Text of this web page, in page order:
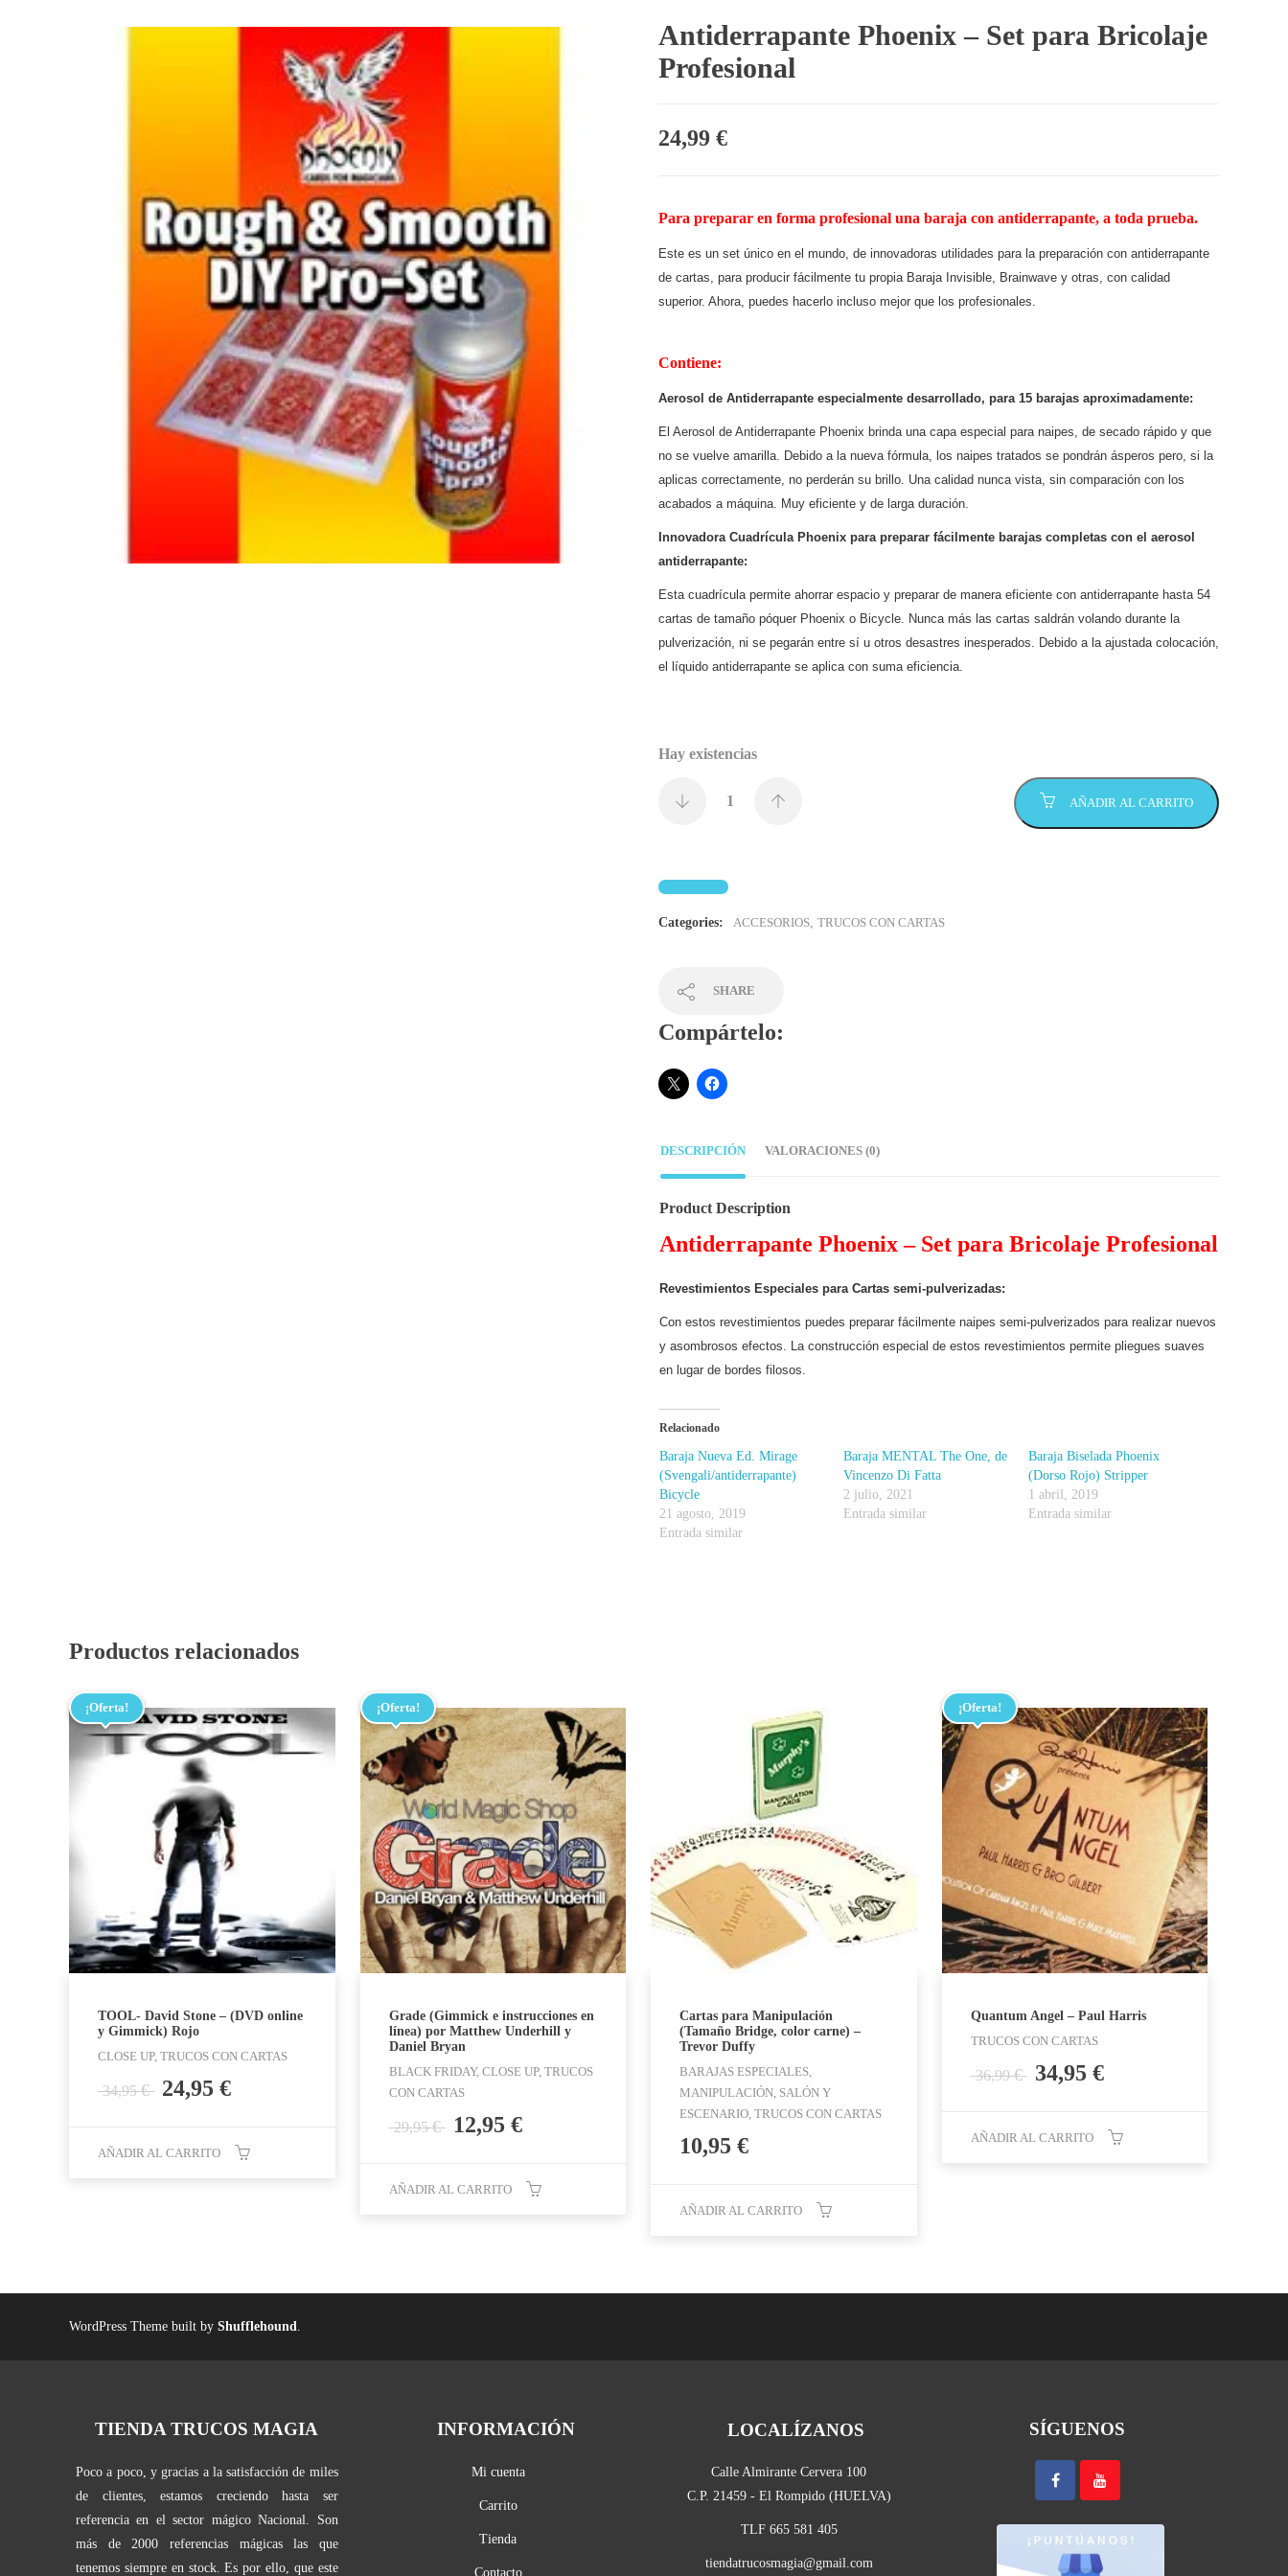
Antiderrapante Phoenix – Set para Bricolaje
Profesional
24,99 €
Para preparar en forma profesional una baraja con antiderrapante, a toda prueba.
Este es un set único en el mundo, de innovadoras utilidades para la preparación con antiderrapante
de cartas, para producir fácilmente tu propia Baraja Invisible, Brainwave y otras, con calidad
superior. Ahora, puedes hacerlo incluso mejor que los profesionales.
Contiene:
Aerosol de Antiderrapante especialmente desarrollado, para 15 barajas aproximadamente:
El Aerosol de Antiderrapante Phoenix brinda una capa especial para naipes, de secado rápido y que
no se vuelve amarilla. Debido a la nueva fórmula, los naipes tratados se pondrán ásperos pero, si la
aplicas correctamente, no perderán su brillo. Una calidad nunca vista, sin comparación con los
acabados a máquina. Muy eficiente y de larga duración.
Innovadora Cuadrícula Phoenix para preparar fácilmente barajas completas con el aerosol
antiderrapante:
Esta cuadrícula permite ahorrar espacio y preparar de manera eficiente con antiderrapante hasta 54
cartas de tamaño póquer Phoenix o Bicycle. Nunca más las cartas saldrán volando durante la
pulverización, ni se pegarán entre sí u otros desastres inesperados. Debido a la ajustada colocación,
el líquido antiderrapante se aplica con suma eficiencia.
Hay existencias
AÑADIR AL CARRITO
Categories: ACCESORIOS, TRUCOS CON CARTAS
SHARE
Compártelo:
DESCRIPCIÓN VALORACIONES (0)
Product Description
Antiderrapante Phoenix – Set para Bricolaje Profesional
Revestimientos Especiales para Cartas semi-pulverizadas:
Con estos revestimientos puedes preparar fácilmente naipes semi-pulverizados para realizar nuevos
y asombrosos efectos. La construcción especial de estos revestimientos permite pliegues suaves
en lugar de bordes filosos.
Relacionado
Baraja Nueva Ed. Mirage
(Svengali/antiderrapante)
Bicycle
21 agosto, 2019
Entrada similar
Baraja MENTAL The One, de
Vincenzo Di Fatta
2 julio, 2021
Entrada similar
Baraja Biselada Phoenix
(Dorso Rojo) Stripper
1 abril, 2019
Entrada similar
Productos relacionados
¡Oferta!
TOOL- David Stone – (DVD online
y Gimmick) Rojo
CLOSE UP, TRUCOS CON CARTAS
34,95€
El
era:
24,95 €El
es:
AÑADIR AL CARRITO
¡Oferta!
Grade (Gimmick e instrucciones en
línea) por Matthew Underhill y
Daniel Bryan
BLACK FRIDAY, CLOSE UP, TRUCOS
CON CARTAS
29,95€
El
era:
12,95 €El
es:
AÑADIR AL CARRITO
Cartas para Manipulación
(Tamaño Bridge, color carne) –
Trevor Duffy
BARAJAS ESPECIALES,
MANIPULACIÓN, SALÓN Y
ESCENARIO, TRUCOS CON CARTAS
10,95 €
AÑADIR AL CARRITO
¡Oferta!
Quantum Angel – Paul Harris
TRUCOS CON CARTAS
36,99€
El
era:
34,95 €El
es:
AÑADIR AL CARRITO
WordPress Theme built by Shufflehound.
TIENDA TRUCOS MAGIA
Poco a poco, y gracias a la satisfacción de miles
de clientes, estamos creciendo hasta ser
referencia en el sector mágico Nacional. Son
más de 2000 referencias mágicas las que
tenemos siempre en stock. Es por ello, que este
INFORMACIÓN
Mi cuenta
Carrito
Tienda
Contacto
LOCALÍZANOS
Calle Almirante Cervera 100
C.P. 21459 - El Rompido (HUELVA)
TLF 665 581 405
tiendatrucosmagia@gmail.com
SÍGUENOS